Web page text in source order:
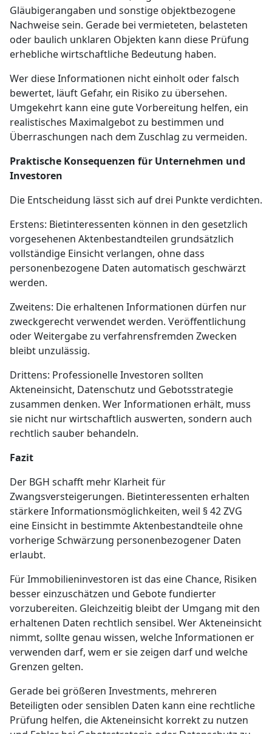
Gläubigerangaben und sonstige objektbezogene
Nachweise sein. Gerade bei vermieteten, belasteten
oder baulich unklaren Objekten kann diese Prüfung
erhebliche wirtschaftliche Bedeutung haben.
Wer diese Informationen nicht einholt oder falsch
bewertet, läuft Gefahr, ein Risiko zu übersehen.
Umgekehrt kann eine gute Vorbereitung helfen, ein
realistisches Maximalgebot zu bestimmen und
Überraschungen nach dem Zuschlag zu vermeiden.
Praktische Konsequenzen für Unternehmen und
Investoren
Die Entscheidung lässt sich auf drei Punkte verdichten.
Erstens: Bietinteressenten können in den gesetzlich
vorgesehenen Aktenbestandteilen grundsätzlich
vollständige Einsicht verlangen, ohne dass
personenbezogene Daten automatisch geschwärzt
werden.
Zweitens: Die erhaltenen Informationen dürfen nur
zweckgerecht verwendet werden. Veröffentlichung
oder Weitergabe zu verfahrensfremden Zwecken
bleibt unzulässig.
Drittens: Professionelle Investoren sollten
Akteneinsicht, Datenschutz und Gebotsstrategie
zusammen denken. Wer Informationen erhält, muss
sie nicht nur wirtschaftlich auswerten, sondern auch
rechtlich sauber behandeln.
Fazit
Der BGH schafft mehr Klarheit für
Zwangsversteigerungen. Bietinteressenten erhalten
stärkere Informationsmöglichkeiten, weil § 42 ZVG
eine Einsicht in bestimmte Aktenbestandteile ohne
vorherige Schwärzung personenbezogener Daten
erlaubt.
Für Immobilieninvestoren ist das eine Chance, Risiken
besser einzuschätzen und Gebote fundierter
vorzubereiten. Gleichzeitig bleibt der Umgang mit den
erhaltenen Daten rechtlich sensibel. Wer Akteneinsicht
nimmt, sollte genau wissen, welche Informationen er
verwenden darf, wem er sie zeigen darf und welche
Grenzen gelten.
Gerade bei größeren Investments, mehreren
Beteiligten oder sensiblen Daten kann eine rechtliche
Prüfung helfen, die Akteneinsicht korrekt zu nutzen